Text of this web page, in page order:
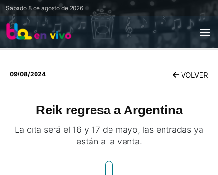
Sabado 8 de agosto de 2026
09/08/2024 VOLVER
Reik regresa a Argentina
La cita será el 16 y 17 de mayo, las entradas ya
están a la venta.